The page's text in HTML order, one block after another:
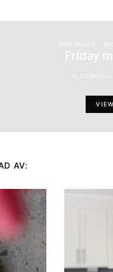
INREDNING
Friday
AV: